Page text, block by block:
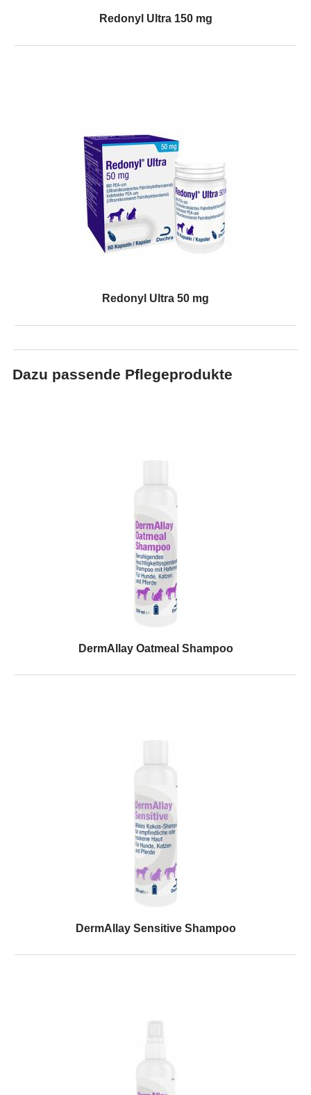
Redonyl Ultra 150 mg
Redonyl Ultra 50 mg
Dazu passende Pflegeprodukte
DermAllay Oatmeal Shampoo
DermAllay Sensitive Shampoo